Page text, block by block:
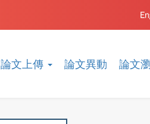
論文上傳 論文異動 論文